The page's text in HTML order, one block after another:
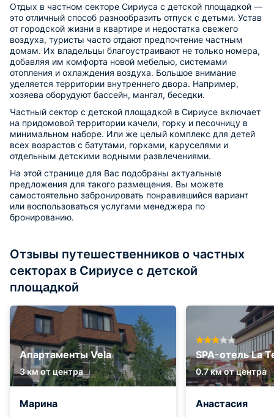
Отдых в частном секторе Сириуса с детской площадкой —
это отличный способ разнообразить отпуск с детьми. Устав
от городской жизни в квартире и недостатка свежего
воздуха, туристы часто отдают предпочтение частным
домам. Их владельцы благоустраивают не только номера,
добавляя им комфорта новой мебелью, системами
отопления и охлаждения воздуха. Большое внимание
уделяется территории внутреннего двора. Например,
хозяева оборудуют бассейн, мангал, беседки.
Частный сектор с детской площадкой в Сириусе включает
на придомовой территории качели, горку и песочницу в
минимальном наборе. Или же целый комплекс для детей
всех возрастов с батутами, горками, каруселями и
отдельным детскими водными развлечениями.
На этой странице для Вас подобраны актуальные
предложения для такого размещения. Вы можете
самостоятельно забронировать понравившийся вариант
или воспользоваться услугами менеджера по
бронированию.
Отзывы путешественников о частных
секторах в Сириусе с детской
площадкой
Апартаменты Vela
3 км от центра
Марина
SPA-отель La
0.7 км от центра
Анастасия